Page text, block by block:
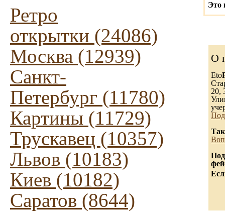
Ретро
открытки (24086)
Москва (12939)
Санкт-
Петербург (11780)
Картины (11729)
Трускавец (10357)
Львов (10183)
Киев (10182)
Саратов (8644)
Это
О
Eto
20,